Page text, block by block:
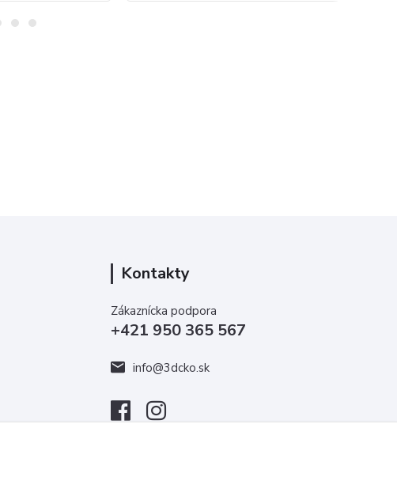
Kontakty
Zákaznícka podpora
+421 950 365 567
info@3dcko.sk